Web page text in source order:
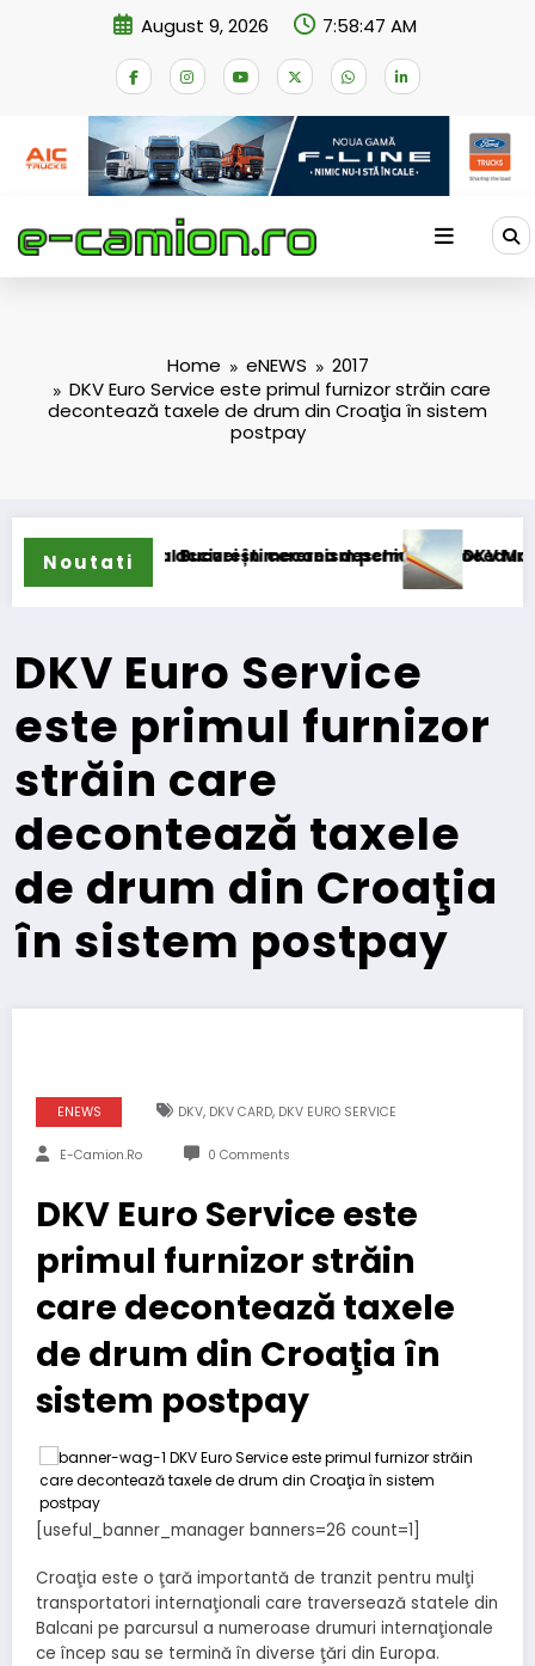
August 9, 2026 7:58:47 AM
Home eNEWS
2017
DKV Euro Service este primul furnizor străin care
decontează taxele de drum din Croaţia în sistem
postpay
Noutati
a accizei în mecanism permanent
București cererea deschiderii procedurii de insolvență
DKV Mobility și Shell
DKV Euro Service
este primul furnizor
străin care
decontează taxele
de drum din Croaţia
în sistem postpay
ENEWS DKV, DKV CARD, DKV EURO SERVICE
E-Camion.ro 0 Comments
DKV Euro Service este
primul furnizor străin
care decontează taxele
de drum din Croaţia în
sistem postpay
[useful_banner_manager banners=26 count=1]
Croaţia este o ţară importantă de tranzit pentru mulţi
transportatori internaţionali care traversează statele din
Balcani pe parcursul a numeroase drumuri internaţionale
ce încep sau se termină în diverse ţări din Europa.